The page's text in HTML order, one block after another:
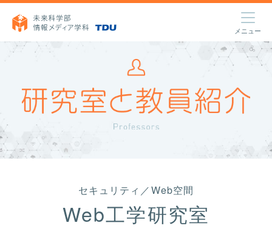
toggle
menu
セキュリティ／Web空間
Web工学研究室